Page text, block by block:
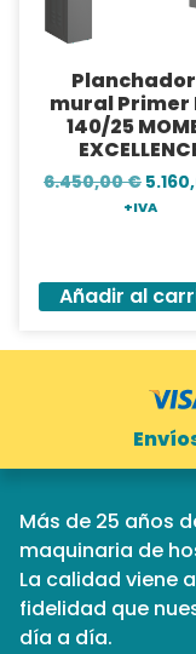
mural Primer
140/25
6.450,00€
+IVA
Añadir al
Más de 25 años
maquinaria de
La calidad viene
fidelidad que
día a día.